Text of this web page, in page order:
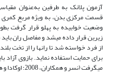
آزمون پلانک به طرفین به‌عنوان
قسمت مرکزی بدن، به ویژه مربع
وضعیت خوابیده به پهلو قرار گرفت
زیرین قرار داده می­شد و مفاصل ران
از فرد خواسته ­شد تا ران­ها را از تخت
برای حمایت استفاده نماید. بازوی
می­گرفت (نسر و همکاران، 2008؛ اوکادا و همکاران، 2011).